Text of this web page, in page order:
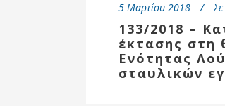
5 Μαρτίου 2018 Σε
133/2018 –
έκτασης
Ενότητας
σταυλικών